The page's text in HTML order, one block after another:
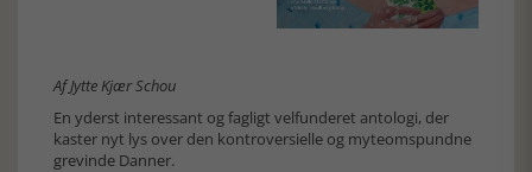
Af Jytte Kjær Schou
En yderst interessant og fagligt velfunderet antologi, der
kaster nyt lys over den kontroversielle og myteomspundne
grevinde Danner.